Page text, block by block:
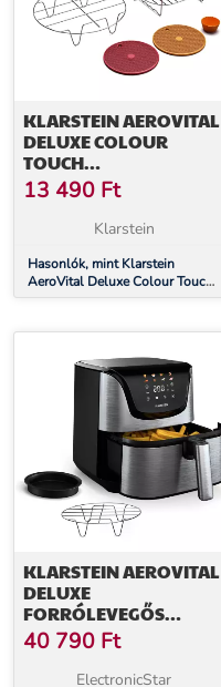
KLARSTEIN AEROVITAL
DELUXE COLOUR
TOUCH
TARTOZÉKKÉSZLET, 6
DARAB,
ÉLELMISZEREKHEZ
MOSOGATÓGÉPBEN
MOSHATÓ
13 490 Ft
Klarstein
Hasonlók, mint Klarstein
AeroVital Deluxe Colour Touch
tartozékkészlet, 6 darab,
mosogatógépben mosható
KLARSTEIN AEROVITAL
DELUXE
FORRÓLEVEGŐS
FRITŐZ, 1700 W, 8
PROGRAM,
TARTOZÉKOKKAL
40 790 Ft
ElectronicStar